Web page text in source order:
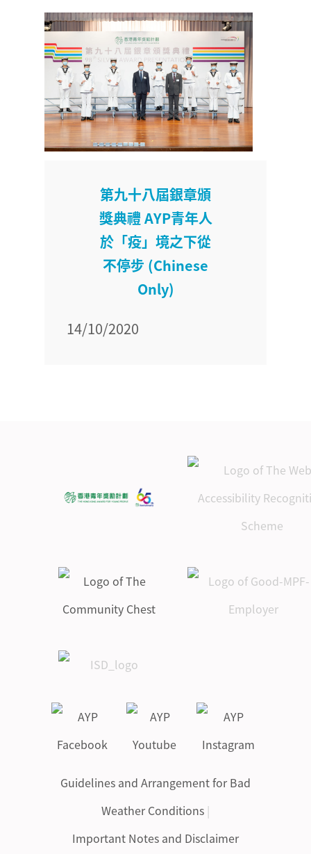
第九十八屆銀章頒
獎典禮 AYP青年人
於「疫」境之下從
不停步 (Chinese
Only)
14/10/2020
Guidelines and Arrangement for Bad
Weather Conditions |
Important Notes and Disclaimer